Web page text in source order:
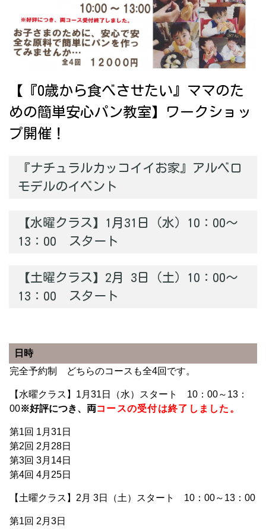
【『0歳から食べさせたい』ママのた
めの簡単安心パン教室】ワークショッ
プ開催！
『ナチュラルカッコイイお家』アルベロ
モデルのイベント
【水曜クラス】1月31日（水）10：00～
13：00 スタート
【土曜クラス】2月 3日（土）10：00～
13：00 スタート
日時
完全予約制 どちらのコースも全4回です。
【水曜クラス】1月31日（水）スタート 10：00～13：
00※好評につき、両コースの受付は終了しました。
第1回 1月31日
第2回 2月28日
第3回 3月14日
第4回 4月25日
【土曜クラス】2月 3日（土）スタート 10：00～13：00
第1回 2月3日